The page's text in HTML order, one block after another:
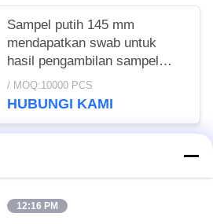
Sampel putih 145 mm
mendapatkan swab untuk
hasil pengambilan sampel
yang konsisten dan akurat
/ MOQ:10000 PCS
HUBUNGI KAMI
12:16 PM